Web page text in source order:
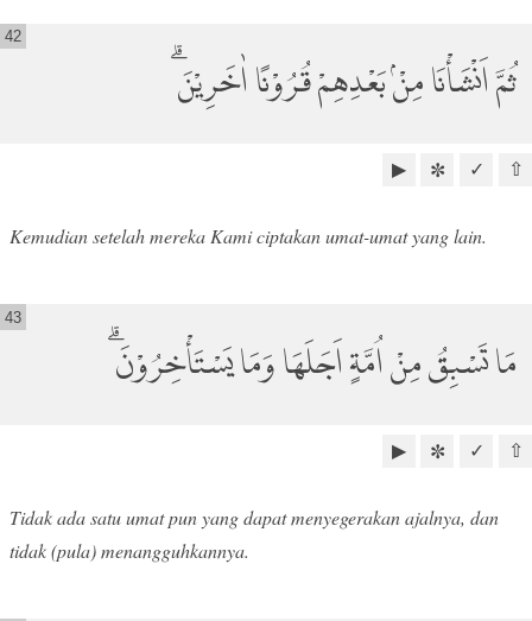
ثُمَّ اَنْشَأْنَا مِنْۢ بَعْدِهِمْ قُرُوْنًا اٰخَرِيْنَ ۗ
42
⇧
✓
✼
▶
Kemudian setelah mereka Kami ciptakan umat-umat yang lain.
مَا تَسْبِقُ مِنْ اُمَّةٍ اَجَلَهَا وَمَا يَسْتَأْخِرُوْنَ ۗ
43
⇧
✓
✼
▶
Tidak ada satu umat pun yang dapat menyegerakan ajalnya, dan
tidak (pula) menangguhkannya.